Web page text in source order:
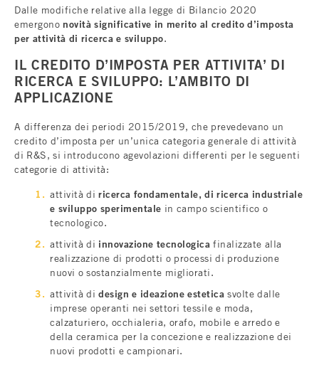
Dalle modifiche relative alla legge di Bilancio 2020
emergono novità significative in merito al credito d’imposta
per attività di ricerca e sviluppo.
IL CREDITO D’IMPOSTA PER ATTIVITA’ DI
RICERCA E SVILUPPO: L’AMBITO DI
APPLICAZIONE
A differenza dei periodi 2015/2019, che prevedevano un
credito d’imposta per un’unica categoria generale di attività
di R&S, si introducono agevolazioni differenti per le seguenti
categorie di attività:
attività diricerca fondamentale, di ricerca industriale
e sviluppo sperimentale in campo scientifico o
tecnologico.
attività di innovazione tecnologicafinalizzate alla
realizzazione di prodotti o processi di produzione
nuovi o sostanzialmente migliorati.
attività didesign e ideazione esteticasvolte dalle
imprese operanti nei settori tessile e moda,
calzaturiero, occhialeria, orafo, mobile e arredo e
della ceramica per la concezione e realizzazione dei
nuovi prodotti e campionari.